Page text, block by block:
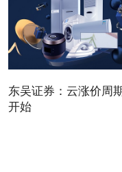
东吴证券：云涨价周
开始